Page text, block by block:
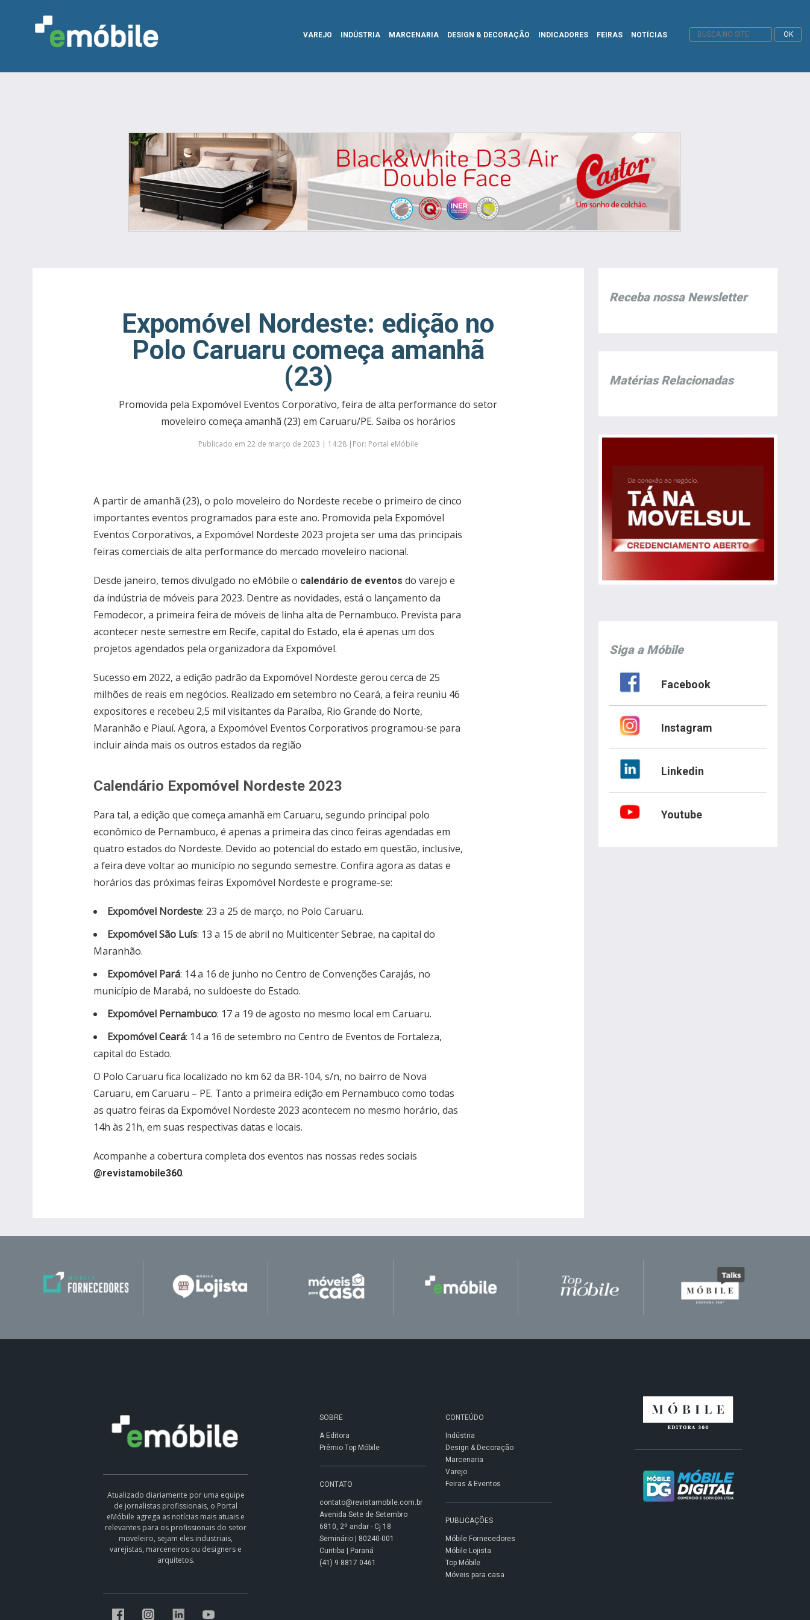
VAREJO INDÚSTRIA MARCENARIA DESIGN & DECORAÇÃO INDICADORES FEIRAS NOTÍCIAS
Expomóvel Nordeste: edição no
Polo Caruaru começa amanhã
(23)
Promovida pela Expomóvel Eventos Corporativo, feira de alta performance do setor
moveleiro começa amanhã (23) em Caruaru/PE. Saiba os horários
Publicado em 22 de março de 2023 | 14:28 |Por: Portal eMóbile
A partir de amanhã (23), o polo moveleiro do Nordeste recebe o primeiro de cinco
importantes eventos programados para este ano. Promovida pela Expomóvel
Eventos Corporativos, a Expomóvel Nordeste 2023 projeta ser uma das principais
feiras comerciais de alta performance do mercado moveleiro nacional.
Desde janeiro, temos divulgado no eMóbile o calendário de eventos do varejo e
da indústria de móveis para 2023. Dentre as novidades, está o lançamento da
Femodecor, a primeira feira de móveis de linha alta de Pernambuco. Prevista para
acontecer neste semestre em Recife, capital do Estado, ela é apenas um dos
projetos agendados pela organizadora da Expomóvel.
Sucesso em 2022, a edição padrão da Expomóvel Nordeste gerou cerca de 25
milhões de reais em negócios. Realizado em setembro no Ceará, a feira reuniu 46
expositores e recebeu 2,5 mil visitantes da Paraíba, Rio Grande do Norte,
Maranhão e Piauí. Agora, a Expomóvel Eventos Corporativos programou-se para
incluir ainda mais os outros estados da região
Calendário Expomóvel Nordeste 2023
Para tal, a edição que começa amanhã em Caruaru, segundo principal polo
econômico de Pernambuco, é apenas a primeira das cinco feiras agendadas em
quatro estados do Nordeste. Devido ao potencial do estado em questão, inclusive,
a feira deve voltar ao município no segundo semestre. Confira agora as datas e
horários das próximas feiras Expomóvel Nordeste e programe-se:
Expomóvel Nordeste: 23 a 25 de março, no Polo Caruaru.
Expomóvel São Luís: 13 a 15 de abril no Multicenter Sebrae, na capital do
Maranhão.
Expomóvel Pará: 14 a 16 de junho no Centro de Convenções Carajás, no
município de Marabá, no suldoeste do Estado.
Expomóvel Pernambuco: 17 a 19 de agosto no mesmo local em Caruaru.
Expomóvel Ceará: 14 a 16 de setembro no Centro de Eventos de Fortaleza,
capital do Estado.
O Polo Caruaru fica localizado no km 62 da BR-104, s/n, no bairro de Nova
Caruaru, em Caruaru – PE. Tanto a primeira edição em Pernambuco como todas
as quatro feiras da Expomóvel Nordeste 2023 acontecem no mesmo horário, das
14h às 21h, em suas respectivas datas e locais.
Acompanhe a cobertura completa dos eventos nas nossas redes sociais
@revistamobile360.
Receba nossa Newsletter
Matérias Relacionadas
Siga a Móbile
Facebook
Instagram
Linkedin
Youtube
Atualizado diariamente por uma equipe
de jornalistas profissionais, o Portal
eMóbile agrega as notícias mais atuais e
relevantes para os profissionais do setor
moveleiro, sejam eles industriais,
varejistas, marceneiros ou designers e
arquitetos.
SOBRE
A Editora
Prêmio Top Móbile
CONTATO
contato@revistamobile.com.br
Avenida Sete de Setembro
6810, 2º andar - Cj 18
Seminário | 80240-001
Curitiba | Paraná
(41) 9 8817 0461
CONTEÚDO
Indústria
Design & Decoração
Marcenaria
Varejo
Feiras & Eventos
PUBLICAÇÕES
Móbile Fornecedores
Móbile Lojista
Top Móbile
Móveis para casa